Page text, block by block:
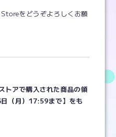
をどうぞよろしくお願
トアで購入された商品の領
（月）17:59まで】をも